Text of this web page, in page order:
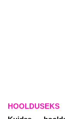
HOOLDUSEKS